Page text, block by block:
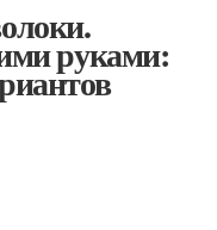
руками: